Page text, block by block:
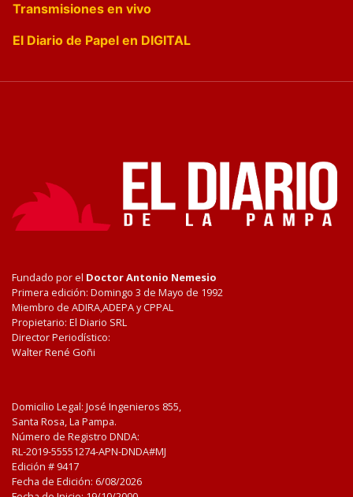
Transmisiones en vivo
El Diario de Papel en DIGITAL
Fundado por el Doctor Antonio Nemesio
Primera edición: Domingo 3 de Mayo de 1992
Miembro de ADIRA,ADEPA y CPPAL
Propietario: El Diario SRL
Director Periodístico:
Walter René Goñi
Domicilio Legal: José Ingenieros 855,
Santa Rosa, La Pampa.
Número de Registro DNDA:
RL-2019-55551274-APN-DNDA#MJ
Edición # 9417
Fecha de Edición: 6/08/2026